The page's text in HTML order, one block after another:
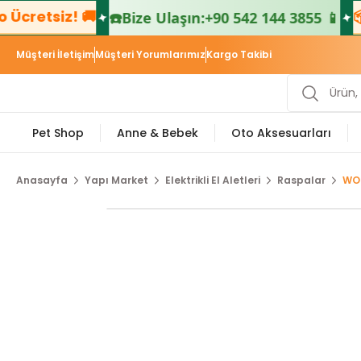
🚚 ☎️Bize Ulaşın:+90 542 144 3855 📱
Müşteri İletişimMüşteri YorumlarımızKargo Takibi
Pet Shop Anne & Bebek Oto Aksesuarları
Anasayfa Yapı Market Elektrikli El Aletleri Raspalar